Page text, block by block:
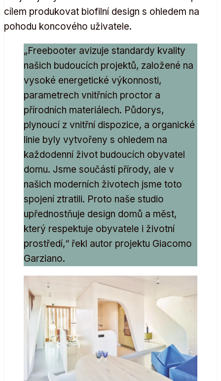
cílem produkovat biofilní design s ohledem na
pohodu koncového uživatele.
„Freebooter avizuje standardy kvality
našich budoucích projektů, založené na
vysoké energetické výkonnosti,
parametrech vnitřních proctor a
přírodních materiálech. Půdorys,
plynoucí z vnitřní dispozice, a organické
linie byly vytvořeny s ohledem na
každodenní život budoucích obyvatel
domu. Jsme součástí přírody, ale v
našich moderních životech jsme toto
spojení ztratili. Proto naše studio
upřednostňuje design domů a měst,
který respektuje obyvatele i životní
prostředí,“ řekl autor projektu Giacomo
Garziano.